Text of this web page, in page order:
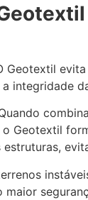
Geotextil
integridade
o Geotextil
maior